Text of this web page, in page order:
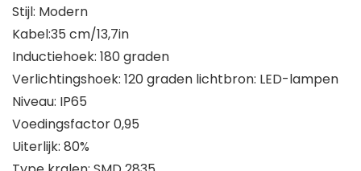
Stijl: Modern
Kabel:35 cm/13,7in
Inductiehoek: 180 graden
Verlichtingshoek: 120 graden lichtbron: LED-lampen
Niveau: IP65
Voedingsfactor 0,95
Uiterlijk: 80%